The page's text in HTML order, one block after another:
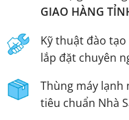
GIAO HÀNG
Kỹ thuật đào
lắp đặt chuyên
Thùng máy lạnh
tiêu chuẩn Nhà